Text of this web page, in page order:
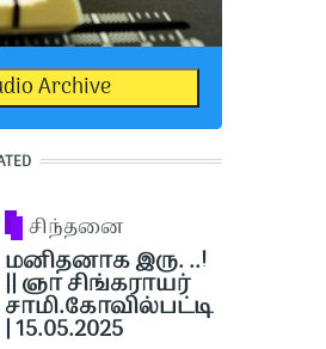
Archive
சிந்தனை
மனிதனாக இரு. ..!
|| ஞா சிங்கராயர்
சாமி.கோவில்பட்டி
| 15.05.2025